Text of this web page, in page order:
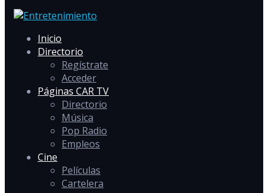
Inicio
Directorio
Regístrate
Acceder
Páginas CAR TV
Directorio
Música
Pop Radio
Empleos
Cine
Películas
Cartelera